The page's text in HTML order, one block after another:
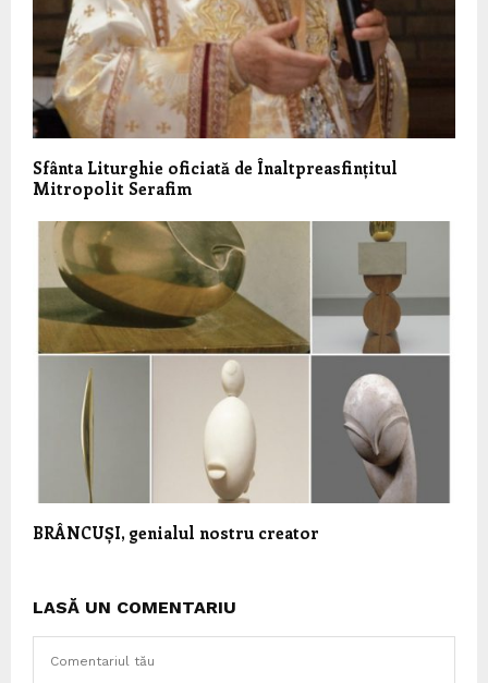
Sfânta Liturghie oficiată de Înaltpreasfințitul
Mitropolit Serafim
BRÂNCUȘI, genialul nostru creator
LASĂ UN COMENTARIU